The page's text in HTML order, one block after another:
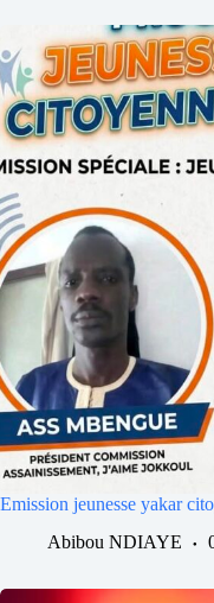
Emission jeunesse yakar
Abibou NDIAYE